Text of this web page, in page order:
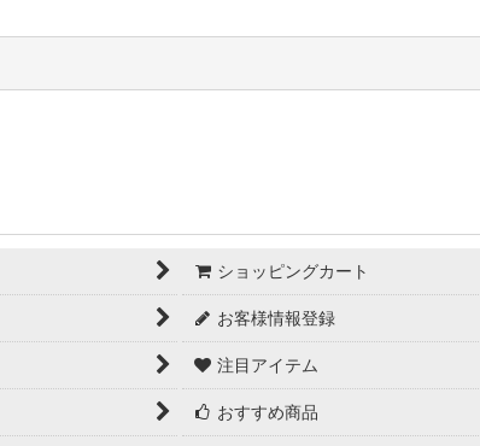
ショッピングカート
お客様情報登録
注目アイテム
おすすめ商品